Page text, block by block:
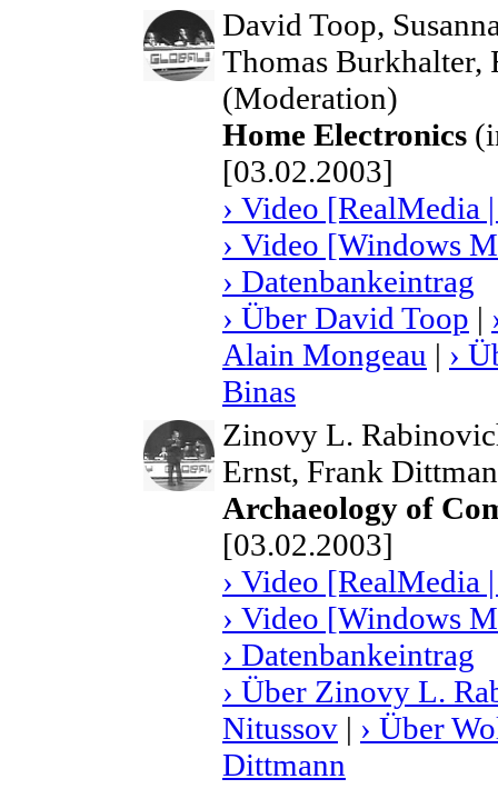
David Toop,
Thomas Burkhalter,
(Moderation)
Home Electronics
[03.02.2003]
› Video [RealMedia
› Video [Windows
› Datenbankeintrag
› Über David Toop |
Alain Mongeau | ›
Binas
Zinovy L.
Ernst, Frank
Archaeology of
[03.02.2003]
› Video [RealMedia
› Video [Windows
› Datenbankeintrag
› Über Zinovy L.
Nitussov | › Über
Dittmann